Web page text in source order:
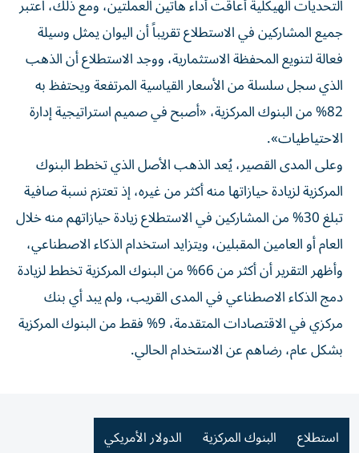
التحديات الهيكلية أعاقت أداء هاتين العملتين، ومع ذلك، اعتبر
جميع المشاركين في الاستطلاع تقريباً أن اليوان يمثل وسيلة
فعالة لتنويع المحفظة الاستثمارية، ووجد الاستطلاع ‌أن الذهب
الذي ‌سجل سلسلة من الأسعار القياسية المرتفعة ويحتفظ به
⁠82% من البنوك المركزية، «أصبح في صميم استراتيجية إدارة
الاحتياطيات».
وعلى المدى القصير، ‌يُعد الذهب الأصل الذي تخطط البنوك
المركزية لزيادة حيازاتها منه أكثر من غيره، إذ تعتزم نسبة صافية
تبلغ 30% من المشاركين في الاستطلاع زيادة حيازاتهم ⁠منه خلال
العام أو العامين المقبلين، ويتزايد استخدام الذكاء الاصطناعي،
وأظهر التقرير أن أكثر ​من 66% من البنوك المركزية تخطط لزيادة
دمج الذكاء الاصطناعي في المدى القريب، ولم يبد أي بنك
مركزي في الاقتصادات المتقدمة، 9% فقط من البنوك المركزية
⁠بشكل عام، رضاهم عن الاستخدام الحالي.
استطلاع البنوك المركزية الدولار الأمريكي